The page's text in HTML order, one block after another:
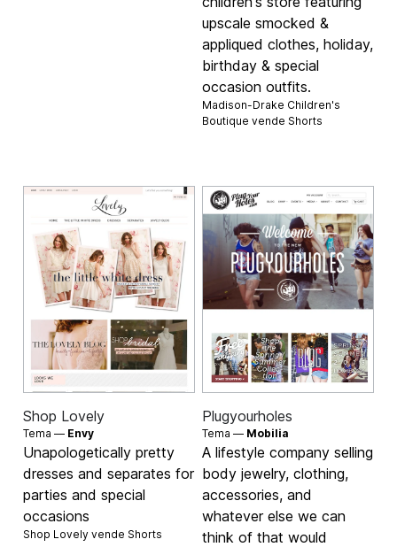
upscale smocked &
appliqued clothes, holiday,
birthday & special
occasion outfits.
Madison-Drake Children's
Boutique vende Shorts
Shop Lovely
Tema — Envy
Unapologetically pretty
dresses and separates for
parties and special
occasions
Shop Lovely vende Shorts
Plugyourholes
Tema — Mobilia
A lifestyle company selling
body jewelry, clothing,
accessories, and
whatever else we can
think of that would